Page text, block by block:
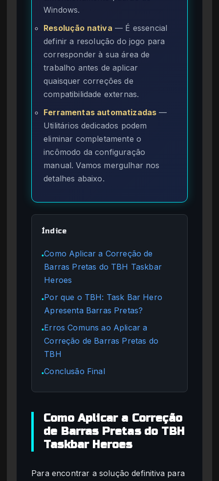
Windows.
Resolução nativa — É essencial
definir a resolução do jogo para
corresponder à sua área de
trabalho antes de aplicar
quaisquer correções de
compatibilidade externas.
Ferramentas automatizadas —
Utilitários dedicados podem
eliminar completamente o
incômodo da configuração
manual. Vamos mergulhar nos
detalhes abaixo.
Índice
●Como Aplicar a Correção de
Barras Pretas do TBH Taskbar
Heroes
●Por que o TBH: Task Bar Hero
Apresenta Barras Pretas?
●Erros Comuns ao Aplicar a
Correção de Barras Pretas do
TBH
●Conclusão Final
Como Aplicar a Correção
de Barras Pretas do TBH
Taskbar Heroes
Para encontrar a solução definitiva para